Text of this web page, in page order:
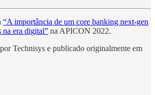
“A importância de um core banking next-gen
na era digital” na APICON 2022.
Technisys e publicado originalmente em